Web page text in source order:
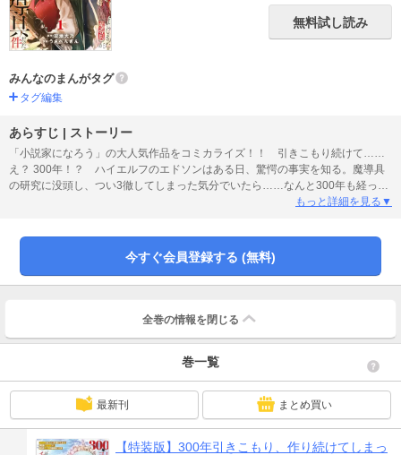
無料試し読み
みんなのまんがタグ
タグ編集
あらすじ | ストーリー
「小説家になろう」の大人気作品をコミカライズ！！ 引きこもり続けて……
え？ 300年！？ ハイエルフのエドソンはある日、驚愕の事実を知る。魔導具
の研究に没頭し、つい3徹してしまった気分でいたら……なんと300年も経って
いたのだ！ エドソンは300年後の世界を知るため、外界に出ることを決意す
ァンタジー待望の第1巻！ ※「小説家になろう」は株式会社ヒナプロジェクト
もっと詳細を見る▼
今すぐ会員登録する (無料)
全巻の情報を 閉じる
巻一覧
最新刊 まとめ買い
【特装版】300年引きこもり、作り続けてしまっ